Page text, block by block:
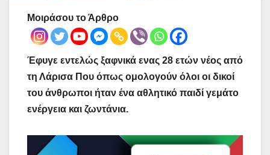
Μοιράσου το Άρθρο
Έφυγε εντελώς ξαφνικά ενας 28 ετών νέος από
τη Λάρισα Που όπως ομολογούν όλοι οι δικοί
του άνθρωποι ήταν ένα αθλητικό παιδί γεμάτο
ενέργεια και ζωντάνια.